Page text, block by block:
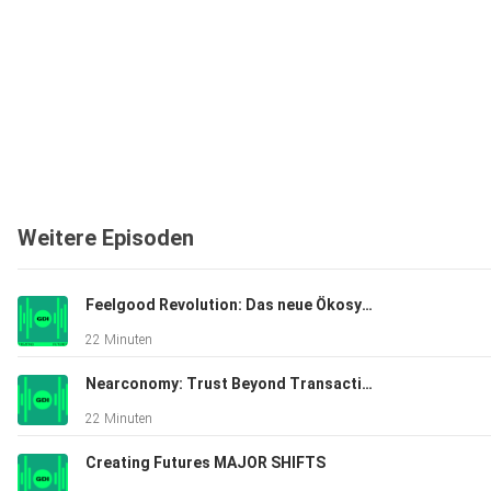
Weitere Episoden
Feelgood Revolution: Das neue Ökosystem an der Schnittstelle von Food, Health und Beauty
22 Minuten
Nearconomy: Trust Beyond Transactions
22 Minuten
Creating Futures MAJOR SHIFTS